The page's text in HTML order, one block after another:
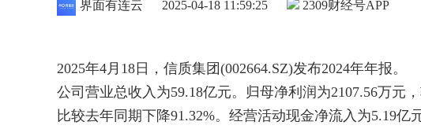
财经号APP
界面有连云 2025-04-18 11:59:25 2309
2025年4月18日，信质集团(002664.SZ)发布2024年年报。
公司营业总收入为59.18亿元。归母净利润为2107.56万元
比较去年同期下降91.32%。经营活动现金净流入为5.19亿元